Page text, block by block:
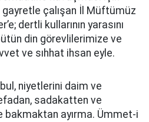
çalışan İl Müftümüz
dertli kullarının yarasını
din görevlilerimize ve
ve sıhhat ihsan eyle.
niyetlerini daim ve
sadakatten ve
ayırma. Ümmet-i